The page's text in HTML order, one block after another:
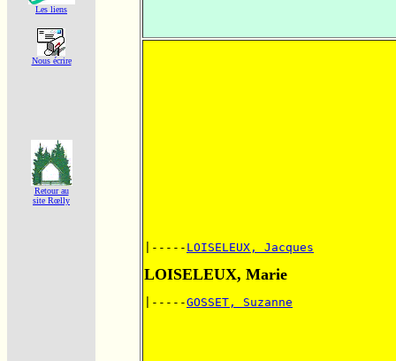
Les liens
Nous écrire
Retour au
site Rœlly
|----- LOISELEUX, Jacques
LOISELEUX, Marie
|-----GOSSET, Suzanne